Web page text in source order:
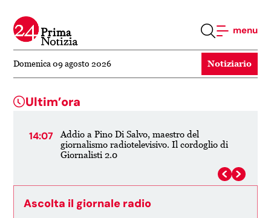
menu
Domenica 09 agosto 2026 Notiziario
Ultim’ora
14:07
Addio a Pino Di Salvo, maestro del
giornalismo radiotelevisivo. Il cordoglio di
Giornalisti 2.0
Ascolta il giornale radio